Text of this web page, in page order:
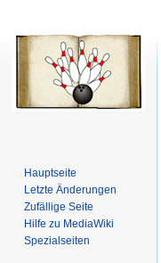
Hauptseite
Letzte Änderungen
Zufällige Seite
Hilfe zu MediaWiki
Spezialseiten